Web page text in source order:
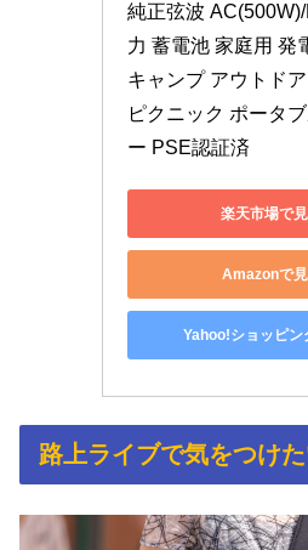
純正弦波
力 蓄電池 家庭用 発
キャンプ アウトド
ピクニック ポータ
ー PSE認証済
楽天市場で
Amazonで
Yahoo!ショッピン
路上ライブで気をつけ